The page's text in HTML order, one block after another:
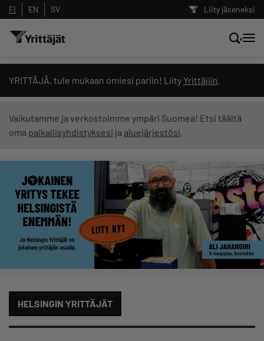
Liity jäseneksi
FI EN SV
YRITTÄJÄ, tule mukaan omiesi pariin! Liity Yrittäjiin
Vaikutamme ja verkostoimme ympäri Suomea! Etsi täältä
oma paikallisyhdistyksesi ja aluejärjestösi
HELSINGIN YRITTÄJÄT
Hae sivustolta tai kysy suoraan
Yrittäjien tekoälyltä
Suodata hakutuloksia: näytä kaikki sisältö